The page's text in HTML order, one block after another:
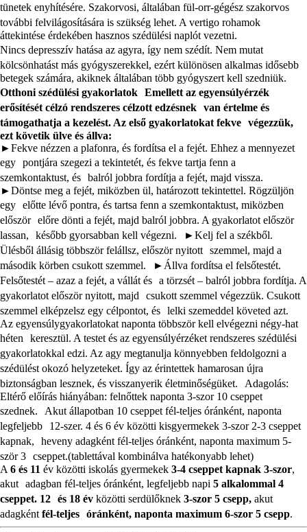
tünetek enyhítésére. Szakorvosi, általában fül-orr-gégész szakorvos
további felvilágosítására is szükség lehet. A vertigo rohamok
áttekintése érdekében hasznos szédülési naplót vezetni.
Nincs depresszív hatása az agyra, így nem szédít. Nem mutat
kölcsönhatást más gyógyszerekkel, ezért különösen alkalmas idősebb
betegek számára, akiknek általában több gyógyszert kell szedniük.
Otthoni szédülési gyakorlatok Emellett az egyensúlyérzék
erősítését célzó rendszeres célzott edzésnek van értelme és
támogathatja a kezelést. Az első gyakorlatokat fekve végezzük,
ezt követik ülve és állva:
►Fekve nézzen a plafonra, és fordítsa el a fejét. Ehhez a mennyezet
egy pontjára szegezi a tekintetét, és fekve tartja fenn a
szemkontaktust, és balról jobbra fordítja a fejét, majd vissza.
►Döntse meg a fejét, miközben ül, határozott tekintettel. Rögzüljön
egy előtte lévő pontra, és tartsa fenn a szemkontaktust, miközben
először előre dönti a fejét, majd balról jobbra. A gyakorlatot először
lassan, később gyorsabban kell végezni. ►Kelj fel a székből.
Ülésből állásig többször felállsz, először nyitott szemmel, majd a
második körben csukott szemmel. ►Állva fordítsa el felsőtestét.
Felsőtestét – azaz a fejét, a vállát és a törzsét – balról jobbra fordítja. A
gyakorlatot először nyitott, majd csukott szemmel végezzük. Csukott
szemmel elképzelsz egy célpontot, és lelki szemeddel követed azt.
Az egyensúlygyakorlatokat naponta többször kell elvégezni négy-hat
héten keresztül. A testet és az egyensúlyérzéket rendszeres szédülési
gyakorlatokkal edzi. Az agy megtanulja könnyebben feldolgozni a
szédülést okozó helyzeteket. Így az érintettek hamarosan újra
biztonságban lesznek, és visszanyerik életminőségüket. Adagolás:
Eltérő előírás hiányában: felnőttek naponta 3-szor 10 cseppet
szednek. Akut állapotban 10 cseppet fél-teljes óránként, naponta
legfeljebb 12-szer. 4 és 6 év közötti kisgyermekek 3-szor 2-3 cseppet
kapnak, heveny adagként fél-teljes óránként, naponta maximum 5-
ször 3 cseppet.(tablettával kombinálva hatékonyabb lehet)
A 6 és 11 év közötti iskolás gyermekek 3-4 cseppet kapnak 3-szor,
akut adagban fél-teljes óránként, legfeljebb napi 5 alkalommal 4
cseppet. 12 és 18 év közötti serdülőknek 3-szor 5 csepp, akut
adagként fél-teljes óránként, naponta maximum 6-szor 5 csepp.